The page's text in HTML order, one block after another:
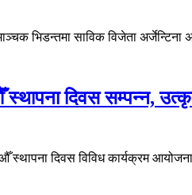
भिडन्तमा साविक विजेता अर्जेन्टिना
स्थापना दिवस सम्पन्न,
स्थापना दिवस विविध कार्यक्रम